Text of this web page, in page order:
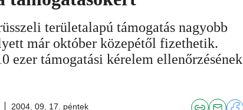
területalapú támogatás nagyobb
már október közepétől fizethetik.
ezer támogatási kérelem ellenőrzésének
2004. 09. 17. péntek